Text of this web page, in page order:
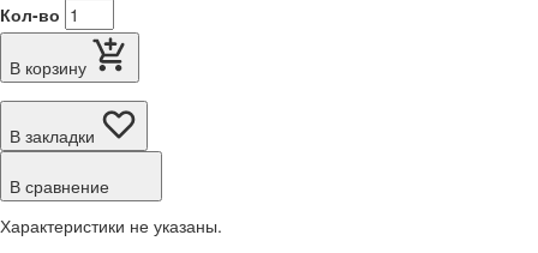
Кол-во
В корзину
В закладки
В сравнение
Характеристики не указаны.